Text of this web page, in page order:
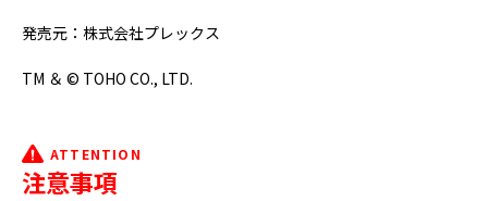
発売元：株式会社プレックス
TM ＆ © TOHO CO., LTD.
ATTENTION
注意事項